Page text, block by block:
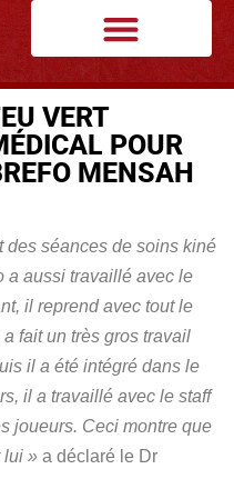
VERT
POUR
MENSAH
des séances de soins kiné
a aussi travaillé avec le
il reprend avec tout le
fait un très gros travail
il a été intégré dans le
il a travaillé avec le staff
joueurs. Ceci montre que
lui » a déclaré le Dr